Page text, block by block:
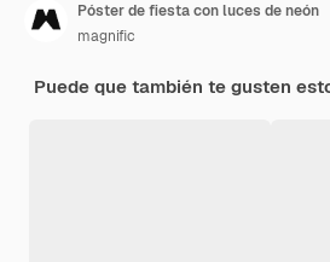
Póster de fiesta con luces de neón
magnific
Puede que también te gusten